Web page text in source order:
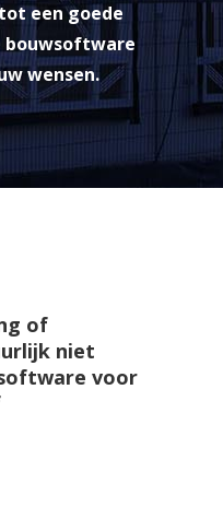
een goede
bouwsoftware
wensen.
of
niet
voor